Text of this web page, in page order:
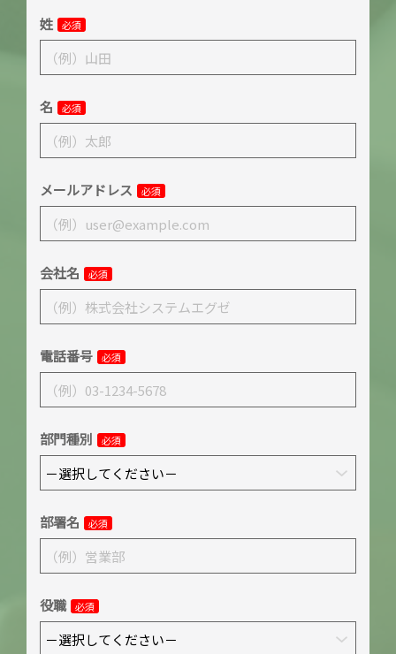
姓 必須
名 必須
メールアドレス 必須
会社名 必須
電話番号 必須
部門種別 必須
部署名 必須
役職 必須